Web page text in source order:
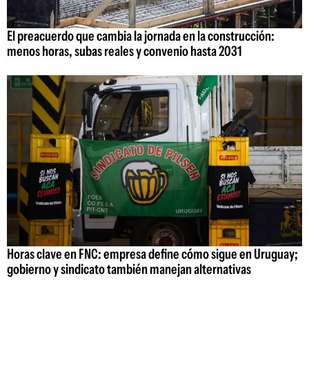
El preacuerdo que cambia la jornada en la construcción:
menos horas, subas reales y convenio hasta 2031
Horas clave en FNC: empresa define cómo sigue en Uruguay;
gobierno y sindicato también manejan alternativas